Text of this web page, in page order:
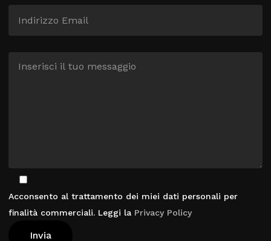
Acconsento al trattamento dei miei dati personali per
finalità commerciali. Leggi la Privacy Policy